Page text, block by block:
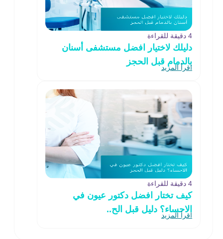
4 دقيقة للقراءة
دليلك لاختيار افضل مستشفى أسنان
بالدمام قبل الحجز
اقرأ المزيد
4 دقيقة للقراءة
كيف تختار افضل دكتور عيون في
الاحساء؟ دليل قبل الح..
اقرأ المزيد